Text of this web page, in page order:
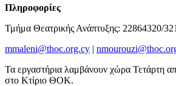
Πληροφορίες
Τμήμα Θεατρικής Ανάπτυξης: 22864320/321
mmaleni@thoc.org.cy |
Τα εργαστήρια λαμβάνουν χώρα Τετάρτη
στο Κτίριο ΘΟΚ.